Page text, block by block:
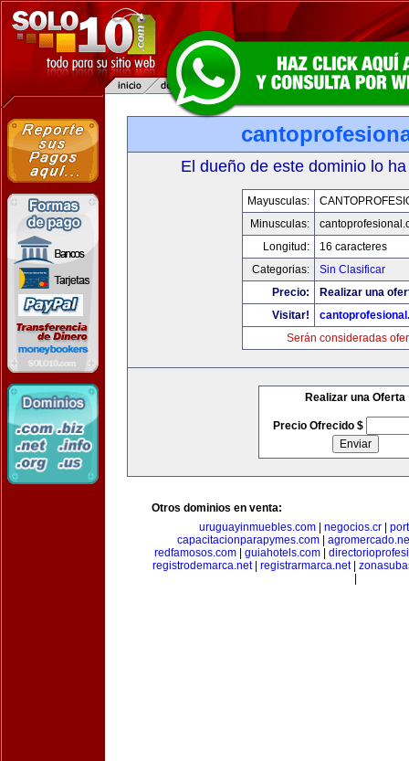
El dueño de este dominio lo
Mayusculas:
Minusculas:
Longitud:
16 caracteres
Categorias:
Sin Clasificar
Precio:
Realizar una
Visitar!
Serán consideradas
Realizar una Oferta
Precio Ofrecido $
Otros dominios en venta:
uruguayinmuebles.com| negocios.cr|
capacitacionparapymes.com
redfamosos.com| guiahotels.com|
registrodemarca.net| registrarmarca.net|